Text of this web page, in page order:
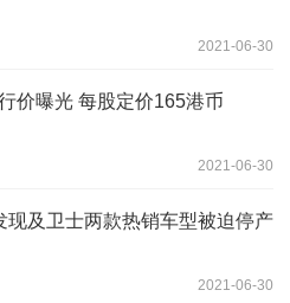
2021-06-30
价曝光 每股定价165港币
2021-06-30
及卫士两款热销车型被迫停产
2021-06-30